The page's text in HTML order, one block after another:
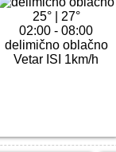
25°| 27°
02:00 - 08:00
delimično oblačno
Vetar ISI 1km/h